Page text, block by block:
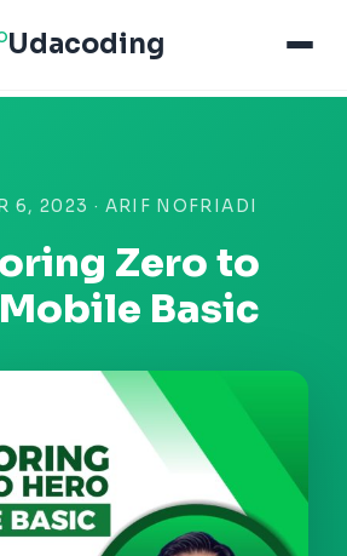
Udacoding
6, 2023 · ARIF NOFRIADI
Zero to
Basic